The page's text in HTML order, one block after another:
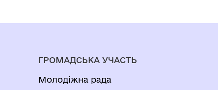
ГРОМАДСЬКА УЧАСТЬ
Молодіжна рада